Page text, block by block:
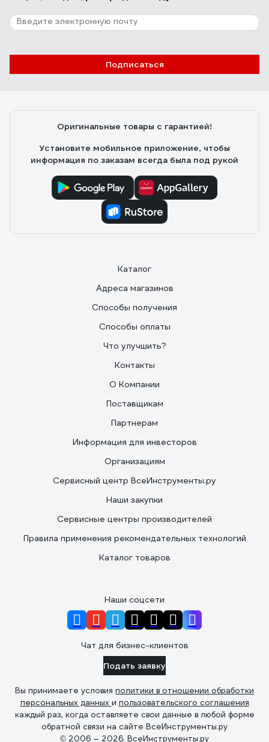
Подписаться
Оригинальные товары с гарантией!
Установите мобильное приложение, чтобы
информация по заказам всегда была под рукой
Каталог
Адреса магазинов
Способы получения
Способы оплаты
Что улучшить?
Контакты
О Компании
Поставщикам
Партнерам
Информация для инвесторов
Организациям
Сервисный центр ВсеИнструменты.ру
Наши закупки
Сервисные центры производителей
Правила применения рекомендательных технологий
Каталог товаров
Наши соцсети
Чат для бизнес-клиентов
Подать заявку
Вы принимаете условия политики в отношении обработки
персональных данных и пользовательского соглашения
каждый раз, когда оставляете свои данные в любой форме
обратной связи на сайте ВсеИнструменты.ру
© 2006 — 2026. ВсеИнструменты.ру